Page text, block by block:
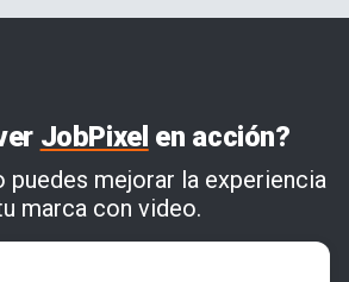
JobPixel en acción?
puedes mejorar la experiencia
marca con video.